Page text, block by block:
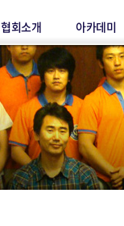
협회소개 아카데미